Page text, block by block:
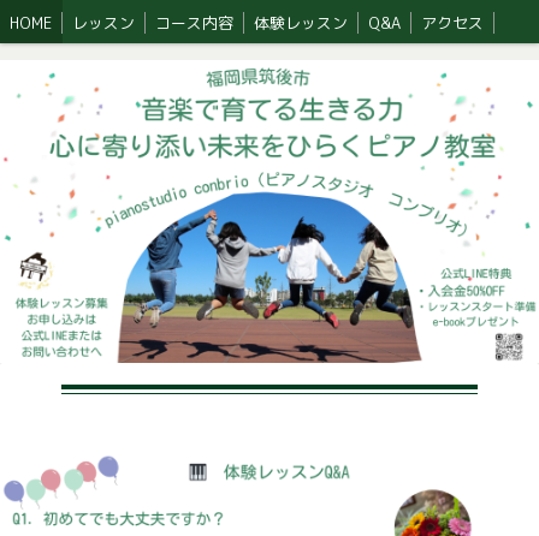
HOME レッスン コース内容 体験レッスン Q&A アクセス